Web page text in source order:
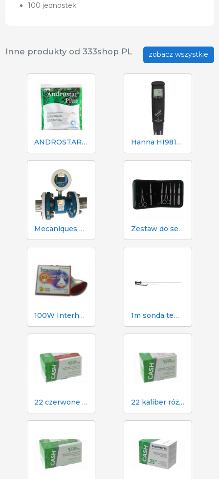
100 jednostek
zobacz wszystkie
Inne produkty od 333shop PL
ANDROSTAR PLUS 47 g / 100 L - Długotrwały środek wydłużający nasienie Hanna HI98130 pH, EC, TDS i tester temperatury
Mecaniques Segalés DN150 Licznik objętości i azotu Zestaw do sekcji zwłok i sekcji zwłok 333 - 7 narzędzi
100W Interheat Red PAR Bulb 2 szt. 1m sonda temperatury Dramińskiego do higrometru TGPRO
22 czerwone naboje do paralizatora gotówkowego w rzeźni 22 kaliber różowy nabój do paralizatora gotówkowego w rzeźni